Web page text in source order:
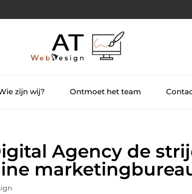
zijn wij? Ontmoet het team
Agency de